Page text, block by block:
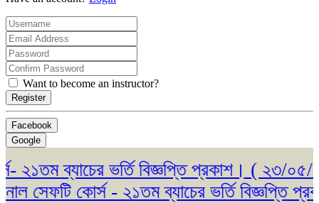
Want to become an instructor?
Register
Facebook
Google
ব্যাচের ভর্তি বিজ্ঞপ্তি প্রকাশ। ( ২৩/০৫/
সেফটি কোর্স - ২১তম ব্যাচের ভর্তি বিজ্ঞপ্তি